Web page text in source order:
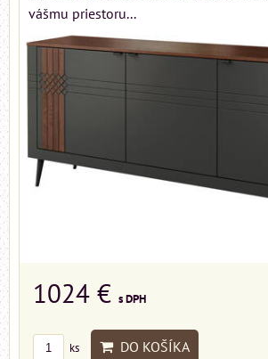
vášmu priestoru...
1024 € s DPH
ks DO KOŠÍKA